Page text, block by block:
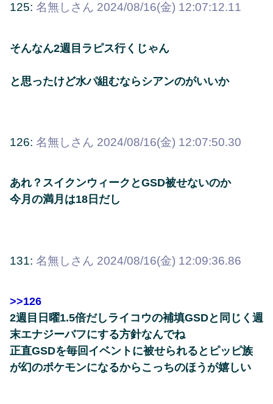
125: 名無しさん 2024/08/16(金) 12:07:12.11
そんなん2週目ラピス行くじゃん
と思ったけど水パ組むならシアンのがいいか
126: 名無しさん 2024/08/16(金) 12:07:50.30
あれ？スイクンウィークとGSD被せないのか
今月の満月は18日だし
131: 名無しさん 2024/08/16(金) 12:09:36.86
>>126
2週目日曜1.5倍だしライコウの補填GSDと同じく週
末エナジーバフにする方針なんでね
正直GSDを毎回イベントに被せられるとピッピ族
が幻のポケモンになるからこっちのほうが嬉しい